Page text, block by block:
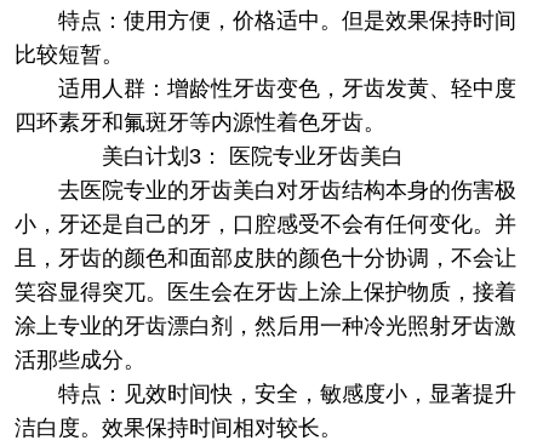
特点：使用方便，价格适中。但是效果保持时间
比较短暂。
适用人群：增龄性牙齿变色，牙齿发黄、轻中度
四环素牙和氟斑牙等内源性着色牙齿。
美白计划3： 医院专业牙齿美白
去医院专业的牙齿美白对牙齿结构本身的伤害极
小，牙还是自己的牙，口腔感受不会有任何变化。并
且，牙齿的颜色和面部皮肤的颜色十分协调，不会让
笑容显得突兀。医生会在牙齿上涂上保护物质，接着
涂上专业的牙齿漂白剂，然后用一种冷光照射牙齿激
活那些成分。
特点：见效时间快，安全，敏感度小，显著提升
洁白度。效果保持时间相对较长。